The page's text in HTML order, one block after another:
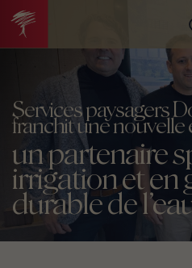
Services paysagers
franchit une nouvelle
un partenaire
irrigation et en
durable de